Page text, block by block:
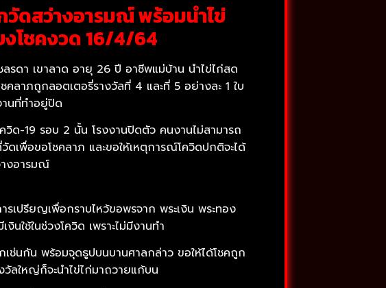
วัดสว่างอารมณ์ พร้อมนำไข่
โชคงวด 16/4/64
รดา เขาลาด อายุ 26 ปี อาชีพแม่บ้าน นำไข่ไก่สด
ลาภถูกลอตเตอรี่รางวัลที่ 4 และที่ 5 อย่างละ 1 ใบ
านที่ทำอยู่ปิด
วิด-19 รอบ 2 นั้น โรงงานปิดตัว คนงานไม่สามารถ
เพื่อขอโชคลาภ และขอให้เหตุการณ์โควิดปกติจะได้
งอารมณ์
เปรียญเพื่อกราบไหว้ขอพรจาก พระเงิน พระทอง
นใช้ในช่วงโควิด เพราะไม่มีงานทำ
ช่นกัน พร้อมจุดธูปบนบานศาลกล่าว ขอให้ได้โชคถูก
วัลใหญ่ก็จะนำไข่ไก่มาถวายแก้บน